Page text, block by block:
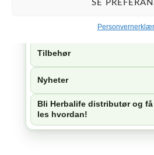
SE
Tilbehør
Nyheter
Bli Herbalife distributør og
les hvordan!